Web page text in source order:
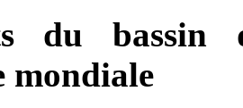
du bassin
mondiale